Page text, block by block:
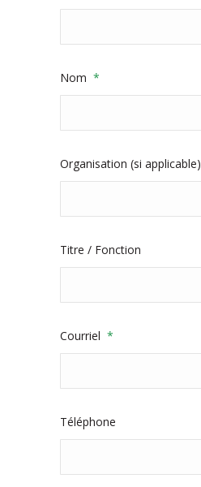
Nom *
Organisation (si applicable)
Titre / Fonction
Courriel *
Téléphone